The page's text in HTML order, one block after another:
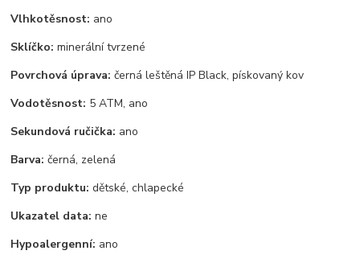
Vlhkotěsnost: ano
Sklíčko: minerální tvrzené
Povrchová úprava: černá leštěná IP Black, pískovaný kov
Vodotěsnost: 5 ATM, ano
Sekundová ručička: ano
Barva: černá, zelená
Typ produktu: dětské, chlapecké
Ukazatel data: ne
Hypoalergenní: ano